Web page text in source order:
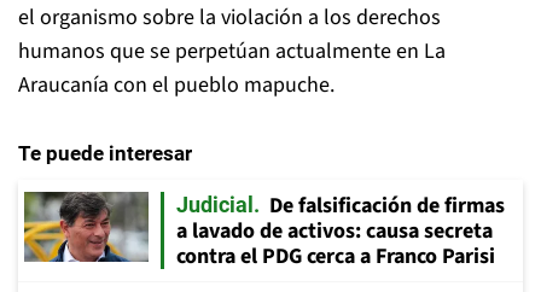
el organismo sobre la violación a los derechos
humanos que se perpetúan actualmente en La
Araucanía con el pueblo mapuche.
Te puede interesar
Judicial
De falsificación de firmas
a lavado de activos: causa secreta
contra el PDG cerca a Franco Parisi